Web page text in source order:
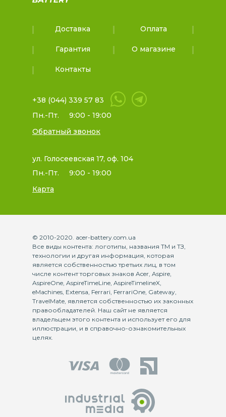
Доставка Оплата
Гарантия О магазине
Контакты
+38 (044) 339 57 83
Пн.-Пт.
9:00 - 19:00
Обратный звонок
ул. Голосеевская 17, оф. 104
Пн.-Пт.
9:00 - 19:00
Карта
© 2010-2020. acer-battery.com.ua
Все виды контента: логотипы, названия ТМ и ТЗ,
технологии и другая информация, которая
является собственностью третьих лиц, в том
числе контент торговых знаков Acer, Aspire,
AspireOne, AspireTimeLine, AspireTimelineX,
eMachines, Extensa, Ferrari, FerrariOne, Gateway,
TravelMate, является собственностью их законных
правообладателей. Наш сайт не является
владельцем этого контента и использует его для
иллюстрации, и в справочно-ознакомительных
целях.